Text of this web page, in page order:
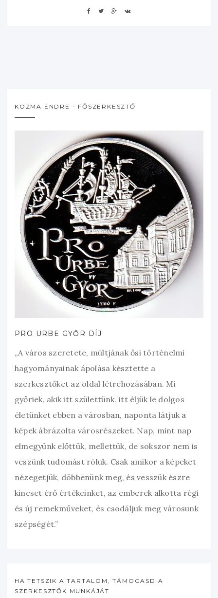
KOZMA ENDRE - FŐSZERKESZTŐ
PRO URBE GYŐR DÍJ
„A város szeretete, múltjának ősi történelmi
hagyományainak ápolása késztette a
szerkesztőket az oldal létrehozásában. Mi
győriek, akik itt születtünk, itt éljük le dolgos
életünket ebben a városban, naponta látjuk a
képek ábrázolta városrészeket. Nap, mint nap
elmegyünk előttük, mellettük, de sokszor nem is
veszünk tudomást róluk. Csak amikor a képeket
nézegetjük, döbbenünk meg, és vesszük észre
kincset érő értékeinket, az emberek alkotta régi
és új remekműveket, és csodáljuk meg városunk
szépségét.”
HA TETSZIK A TARTALOM, TÁMOGASD A
SZERKESZTŐK MUNKÁJÁT